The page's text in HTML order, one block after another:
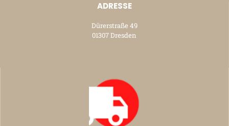
ADRESSE
Dürerstraße 49
01307 Dresden